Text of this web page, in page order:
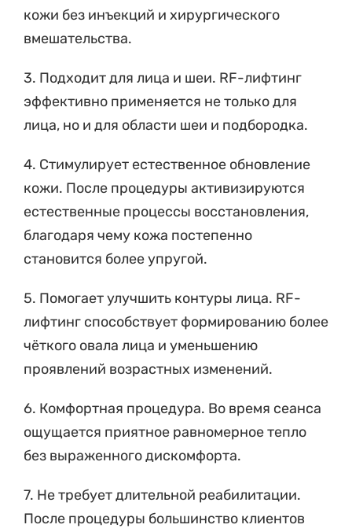
кожи без инъекций и хирургического
вмешательства.
3. Подходит для лица и шеи. RF-лифтинг
эффективно применяется не только для
лица, но и для области шеи и подбородка.
4. Стимулирует естественное обновление
кожи. После процедуры активизируются
естественные процессы восстановления,
благодаря чему кожа постепенно
становится более упругой.
5. Помогает улучшить контуры лица. RF-
лифтинг способствует формированию более
чёткого овала лица и уменьшению
проявлений возрастных изменений.
6. Комфортная процедура. Во время сеанса
ощущается приятное равномерное тепло
без выраженного дискомфорта.
7. Не требует длительной реабилитации.
После процедуры большинство клиентов